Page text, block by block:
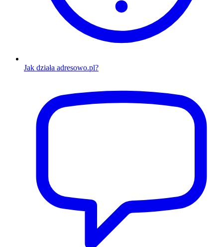
Jak działa adresowo.pl?